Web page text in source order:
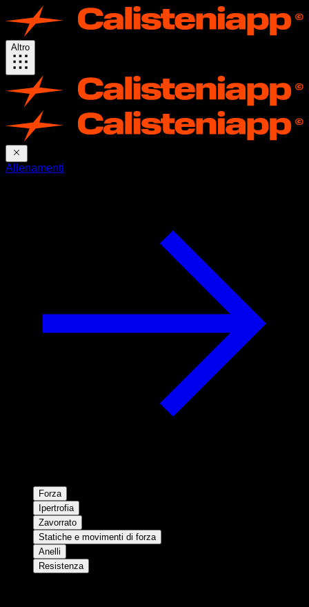
Altro
Allenamenti
Forza
Ipertrofia
Zavorrato
Statiche e movimenti di forza
Anelli
Resistenza